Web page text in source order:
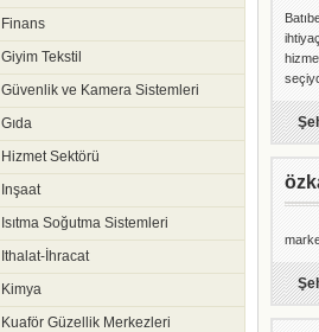
Finans
Giyim Tekstil
Güvenlik ve Kamera Sistemleri
Gıda
Hizmet Sektörü
Inşaat
Isıtma Soğutma Sistemleri
Ithalat-İhracat
Kimya
Kuaför Güzellik Merkezleri